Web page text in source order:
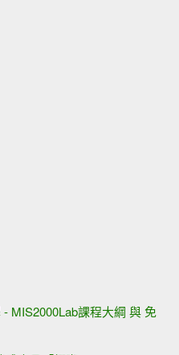
MIS2000Lab課程大綱 與 免